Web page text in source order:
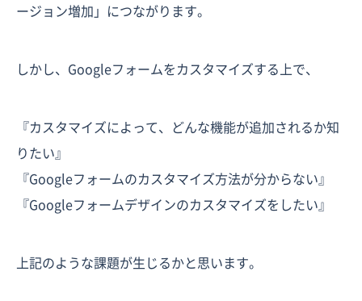
ージョン増加」につながります。
しかし、Googleフォームをカスタマイズする上で、
『カスタマイズによって、どんな機能が追加されるか知
りたい』
『Googleフォームのカスタマイズ方法が分からない』
『Googleフォームデザインのカスタマイズをしたい』
上記のような課題が生じるかと思います。